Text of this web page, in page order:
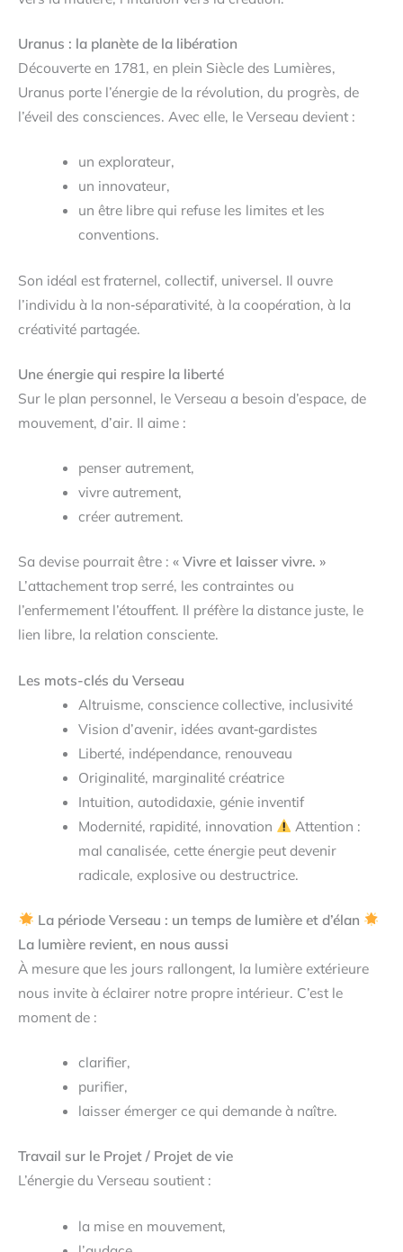
Uranus : la planète de la libération
Découverte en 1781, en plein Siècle des Lumières,
Uranus porte l’énergie de la révolution, du progrès, de
l’éveil des consciences. Avec elle, le Verseau devient :
un explorateur,
un innovateur,
un être libre qui refuse les limites et les
conventions.
Son idéal est fraternel, collectif, universel. Il ouvre
l’individu à la non‑séparativité, à la coopération, à la
créativité partagée.
Une énergie qui respire la liberté
Sur le plan personnel, le Verseau a besoin d’espace, de
mouvement, d’air. Il aime :
penser autrement,
vivre autrement,
créer autrement.
Sa devise pourrait être : « Vivre et laisser vivre. »
L’attachement trop serré, les contraintes ou
l’enfermement l’étouffent. Il préfère la distance juste, le
lien libre, la relation consciente.
Les mots-clés du Verseau
Altruisme, conscience collective, inclusivité
Vision d’avenir, idées avant‑gardistes
Liberté, indépendance, renouveau
Originalité, marginalité créatrice
Intuition, autodidaxie, génie inventif
Modernité, rapidité, innovation
Attention :
mal canalisée, cette énergie peut devenir
radicale, explosive ou destructrice.
La période Verseau : un temps de lumière et d’élan
La lumière revient, en nous aussi
À mesure que les jours rallongent, la lumière extérieure
nous invite à éclairer notre propre intérieur. C’est le
moment de :
clarifier,
purifier,
laisser émerger ce qui demande à naître.
Travail sur le Projet / Projet de vie
L’énergie du Verseau soutient :
la mise en mouvement,